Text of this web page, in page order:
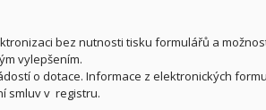
bez nutnosti tisku formulářů a
vylepšením.
o dotace. Informace z elektronických
smluv v registru.